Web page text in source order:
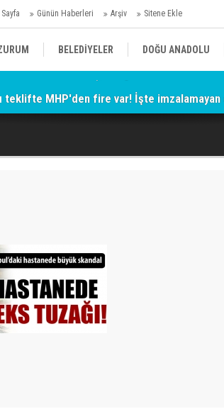
Günün Haberleri Arşiv Sitene Ekle
BELEDİYELER DOĞU ANADOLU
SİYASET AFAD/ SAVAŞ SPOR
teklifte MHP'den fire var! İşte imzalamayan